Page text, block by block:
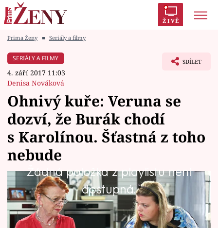
ŽIVĚ
Módní alarm
Témata
Celebrity
Vztahy
Seriály
Horoskopy
Prima Ženy ■ Seriály a filmy
SERIÁLY A FILMY
4. září 2017 11:03
Denisa Nováková
SDÍLET
Ohnivý kuře: Veruna se
dozví, že Burák chodí
s Karolínou. Šťastná z toho
nebude
Žádná položka z playlistu není
dostupná.
Burák tak nějak své kamarádce Veronice
„zapomněl“ sdělit, že chodí s Karolínou, která
u něj už mimo jiné bydlí. Veruna se pravdu